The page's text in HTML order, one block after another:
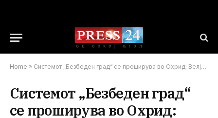
Home » Системот „Безбеден град“ се проширува во Охрид: Велјановски вели дека бројот на сообраќајни жртви е намален за 40%
Системот „Безбеден град“
се проширува во Охрид: